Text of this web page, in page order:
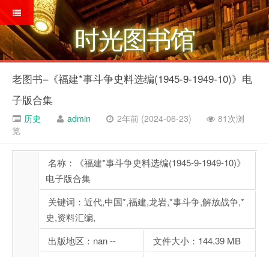
时光图书馆
老图书–《福建*事斗争史料选编(1945-9-1949-10)》电
子版合集
历史 admin 2年前 (2024-06-23)
81次浏
览
名称：《福建*事斗争史料选编(1945-9-1949-10)》
电子版合集
关键词：近代,中国*,福建,龙岩,*事斗争,解放战争,*
史,资料汇编,
出版地区：nan --
文件大小：144.39 MB